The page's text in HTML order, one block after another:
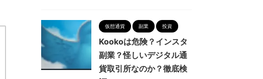
仮想通貨 副業 投資
Kookoは危険？インスタ
副業？怪しいデジタル通
貨取引所なのか？徹底検